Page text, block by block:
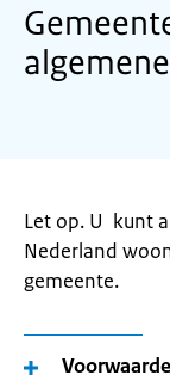
Let op. U kunt
Nederland
gemeente.